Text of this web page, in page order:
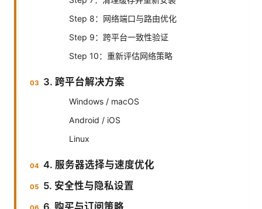
Step 8：网络端口与路由优化
Step 9：跨平台一致性验证
Step 10：重新评估网络策略
3. 跨平台解决方案
Windows / macOS
Android / iOS
Linux
4. 服务器选择与速度优化
5. 安全性与隐私设置
6. 购买与订阅策略